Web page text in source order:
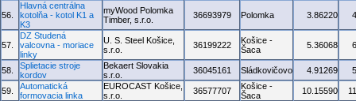
56.
Hlavná centrálna
kotolňa - kotol K1 a
K3
myWood Polomka
Timber, s.r.o.
36693979 Polomka 3.86220
57.
DZ Studená
valcovna - moriace
linky
U. S. Steel Košice,
s.r.o.
36199222
Košice -
Šaca
5.36068
58.
Splietacie stroje
kordov
Bekaert Slovakia
s.r.o.
36045161 Sládkovičovo 4.91269
59.
Automatická
formovacia linka
EUROCAST Košice,
s.r.o.
36577707
Košice -
Šaca
10.15590